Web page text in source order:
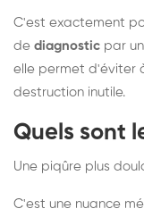
C'est exactement
de diagnostic par
elle permet d'éviter
destruction inutile.
Quels sont
Une piqûre plus
C'est une nuance